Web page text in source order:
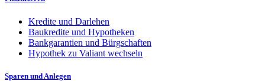
Kredite und Darlehen
Baukredite und Hypotheken
Bankgarantien und Bürgschaften
Hypothek zu Valiant wechseln
Sparen und Anlegen